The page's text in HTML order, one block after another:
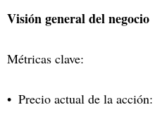
Visión general del negocio
Métricas clave:
Precio actual de la